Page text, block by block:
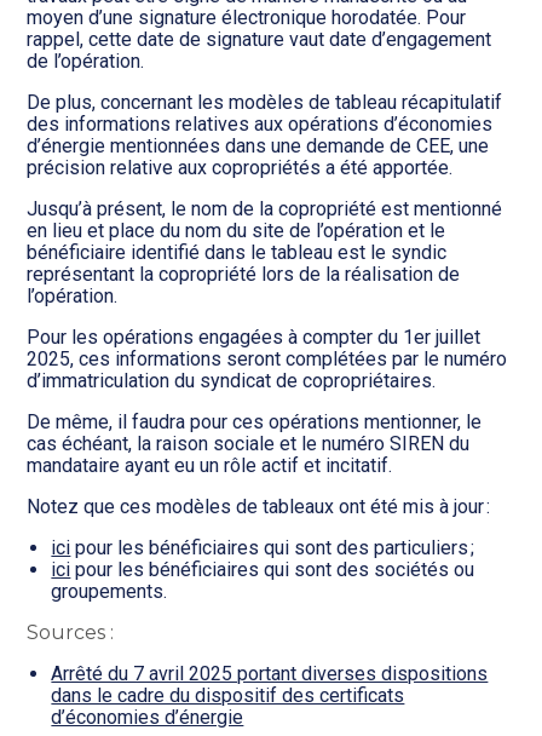
moyen d’une signature électronique horodatée. Pour
rappel, cette date de signature vaut date d’engagement
de l’opération.
De plus, concernant les modèles de tableau récapitulatif
des informations relatives aux opérations d’économies
d’énergie mentionnées dans une demande de CEE, une
précision relative aux copropriétés a été apportée.
Jusqu’à présent, le nom de la copropriété est mentionné
en lieu et place du nom du site de l’opération et le
bénéficiaire identifié dans le tableau est le syndic
représentant la copropriété lors de la réalisation de
l’opération.
Pour les opérations engagées à compter du 1er juillet
2025, ces informations seront complétées par le numéro
d’immatriculation du syndicat de copropriétaires.
De même, il faudra pour ces opérations mentionner, le
cas échéant, la raison sociale et le numéro SIREN du
mandataire ayant eu un rôle actif et incitatif.
Notez que ces modèles de tableaux ont été mis à jour :
ici pour les bénéficiaires qui sont des particuliers ;
ici pour les bénéficiaires qui sont des sociétés ou
groupements.
Sources :
Arrêté du 7 avril 2025 portant diverses dispositions
dans le cadre du dispositif des certificats
d’économies d’énergie